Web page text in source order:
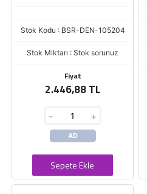
Stok Kodu : BSR-DEN-105204
Stok Miktarı : Stok sorunuz
Fiyat
2.446,88 TL
- +
AD
Sepete Ekle